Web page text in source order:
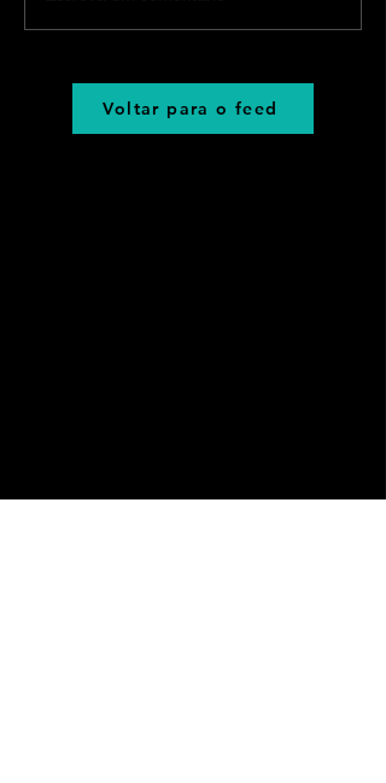
Voltar para o feed